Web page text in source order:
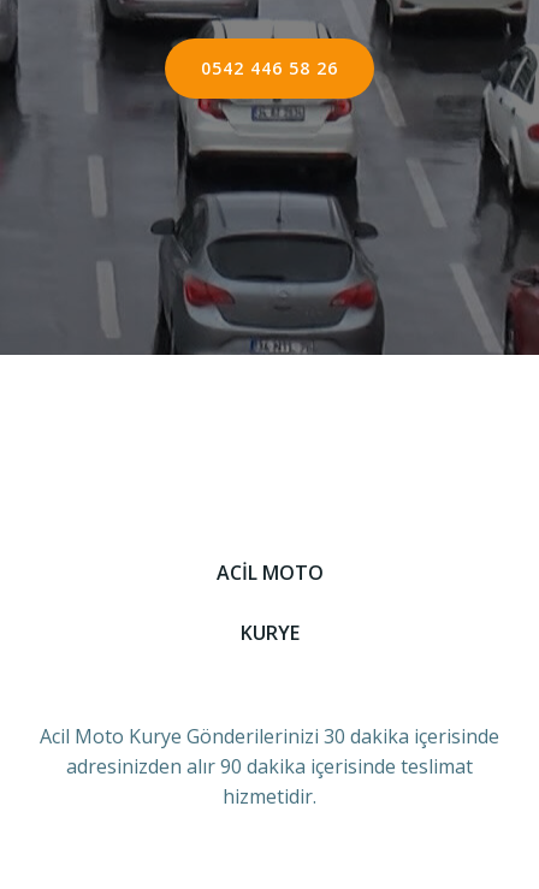
0542 446 58 26
ACİL MOTO
KURYE
Acil Moto Kurye Gönderilerinizi 30 dakika içerisinde
adresinizden alır 90 dakika içerisinde teslimat
hizmetidir.